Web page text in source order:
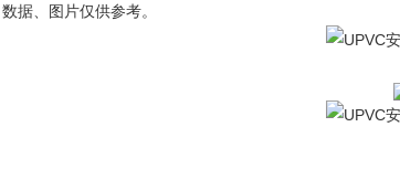
据、图片仅供参考。